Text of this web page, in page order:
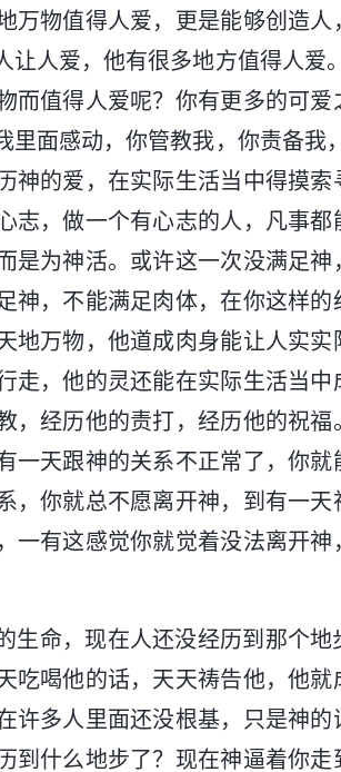
万物值得人爱，更是能够创造人
让人爱，他有很多地方值得人爱
而值得人爱呢？你有更多的可
里面感动，你管教我，你责备我
神的爱，在实际生活当中得摸
志，做一个有心志的人，凡事
是为神活。或许这一次没满足神
神，不能满足肉体，在你这样
地万物，他道成肉身能让人实
走，他的灵还能在实际生活当
，经历他的责打，经历他的祝
一天跟神的关系不正常了，你
，你就总不愿离开神，到有一
一有这感觉你就觉着没法离开
生命，现在人还没经历到那个地
吃喝他的话，天天祷告他，他
许多人里面还没根基，只是神
到什么地步了？现在神逼着你